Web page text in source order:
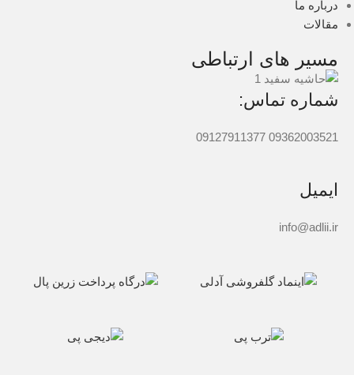
درباره ما
مقالات
مسیر های ارتباطی
شماره تماس:
09362003521 09127911377
ایمیل
info@adlii.ir